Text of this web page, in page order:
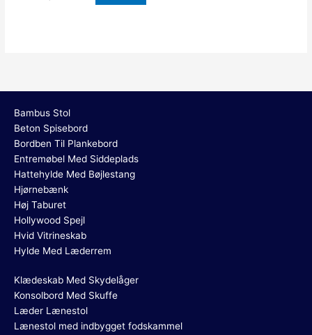
Bambus Stol
Beton Spisebord
Bordben Til Plankebord
Entremøbel Med Siddeplads
Hattehylde Med Bøjlestang
Hjørnebænk
Høj Taburet
Hollywood Spejl
Hvid Vitrineskab
Hylde Med Læderrem
Klædeskab Med Skydelåger
Konsolbord Med Skuffe
Læder Lænestol
Lænestol med indbygget fodskammel